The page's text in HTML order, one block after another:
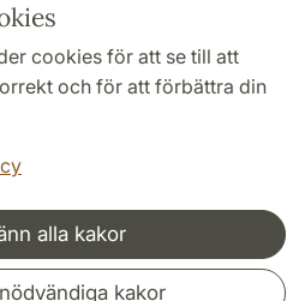
cookies för att se till att
och för att förbättra din
alla kakor
kakor
och nätverk